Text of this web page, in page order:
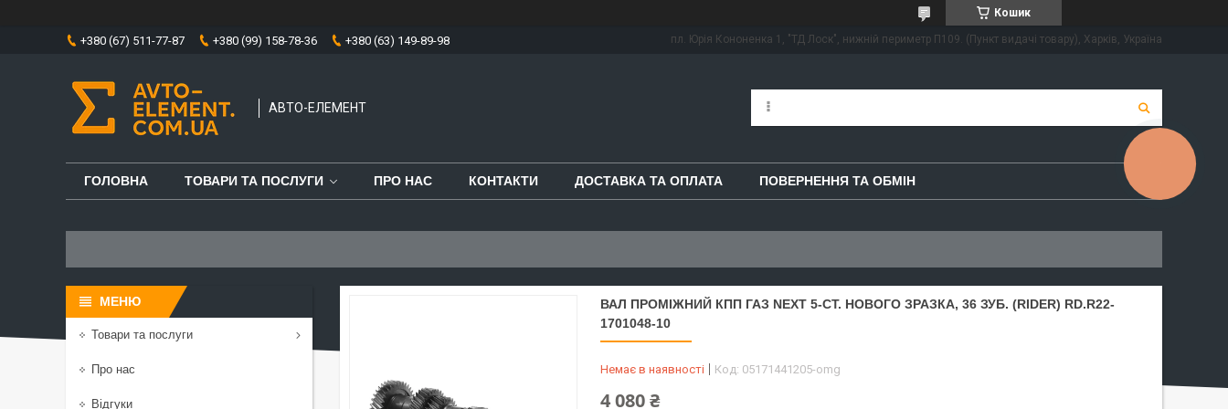
Кошик
+380 (67) 511-77-87 +380 (99) 158-78-36 +380 (63) 149-89-98 пл. Юрія Кононенка 1, "ТД Лоск", нижній периметр П109. (Пункт видачі товару), Харків, Україна
АВТО-ЕЛЕМЕНТ
ГОЛОВНА ТОВАРИ ТА ПОСЛУГИ ПРО НАС КОНТАКТИ ДОСТАВКА ТА ОПЛАТА ПОВЕРНЕННЯ ТА ОБМІН
ВАЛ ПРОМІЖНИЙ КПП ГАЗ NEXT 5-СТ. НОВОГО ЗРАЗКА, 36 ЗУБ. (RIDER) RD.R22-
1701048-10
Немає в наявності Код: 05171441205-omg
4 080 ₴
Товари та послуги
Про нас
Відгуки